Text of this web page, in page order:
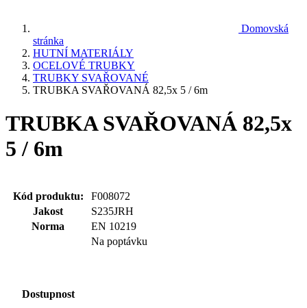
Domovská
stránka
HUTNÍ MATERIÁLY
OCELOVÉ TRUBKY
TRUBKY SVAŘOVANÉ
TRUBKA SVAŘOVANÁ 82,5x 5 / 6m
TRUBKA SVAŘOVANÁ 82,5x
5 / 6m
Kód produktu:
F008072
Jakost
S235JRH
Norma
EN 10219
Dostupnost
Na poptávku